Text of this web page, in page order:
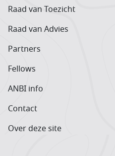
Raad van Toezicht
Raad van Advies
Partners
Fellows
ANBI info
Contact
Over deze site